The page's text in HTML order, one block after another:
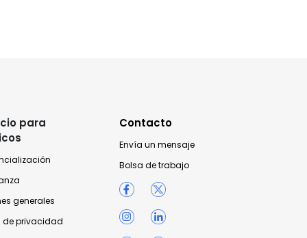
para
generales
de privacidad
Contacto
Envía un mensaje
Bolsa de trabajo